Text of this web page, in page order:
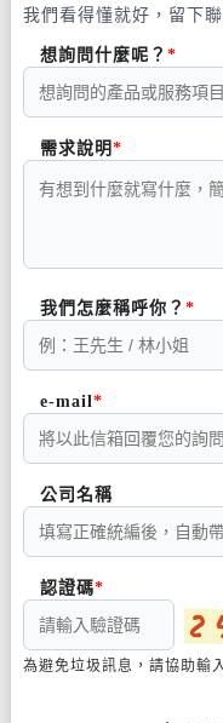
我們看得懂就好，留下
想詢問什麼呢？
需求說明
我們怎麼稱呼你？
e-mail
公司名稱
認證碼
為避免垃圾訊息，請協助輸